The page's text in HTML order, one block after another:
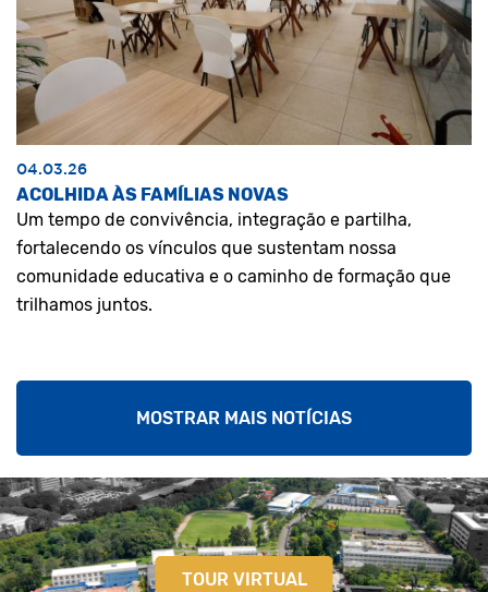
04.03.26
ACOLHIDA ÀS FAMÍLIAS NOVAS
Um tempo de convivência, integração e partilha,
fortalecendo os vínculos que sustentam nossa
comunidade educativa e o caminho de formação que
trilhamos juntos.
MOSTRAR MAIS NOTÍCIAS
TOUR VIRTUAL